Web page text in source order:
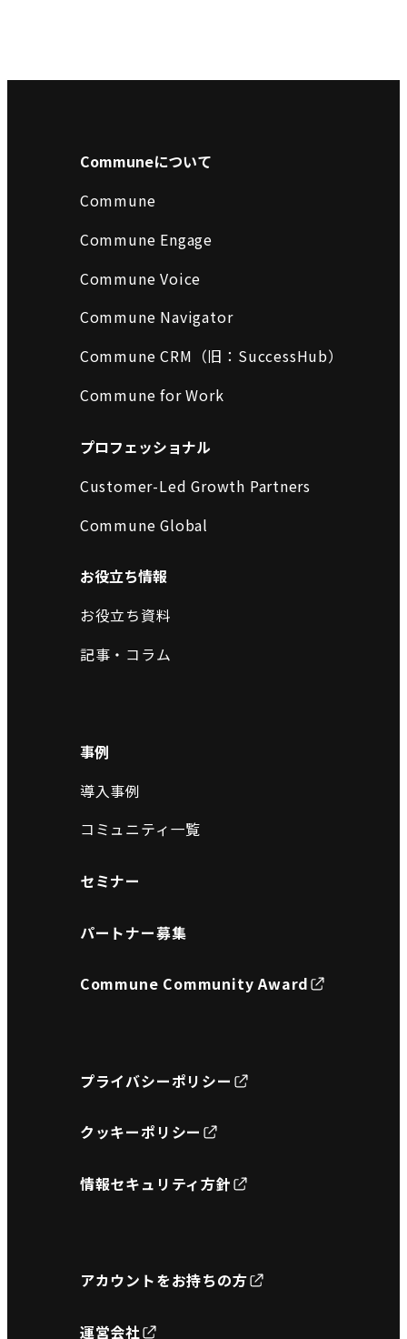
Communeについて
Commune
Commune Engage
Commune Voice
Commune Navigator
Commune CRM（旧：SuccessHub）
Commune for Work
プロフェッショナル
Customer-Led Growth Partners
Commune Global
お役立ち情報
お役立ち資料
記事・コラム
事例
導入事例
コミュニティ一覧
セミナー
パートナー募集
Commune Community Award
プライバシーポリシー
クッキーポリシー
情報セキュリティ方針
アカウントをお持ちの方
運営会社